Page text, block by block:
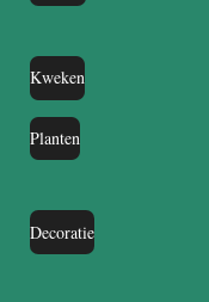
Kweken
Planten
Decoratie